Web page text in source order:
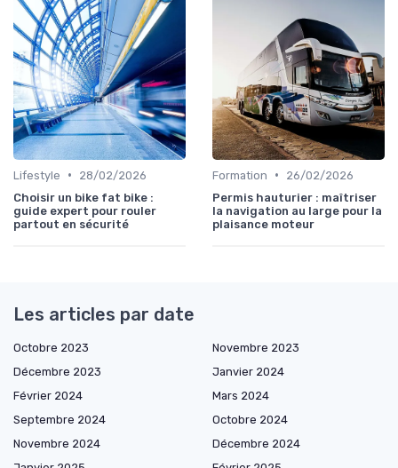
Lifestyle •
28/02/2026
Choisir un bike fat bike :
guide expert pour rouler
partout en sécurité
Formation •
26/02/2026
Permis hauturier : maîtriser
la navigation au large pour la
plaisance moteur
Les articles par date
Octobre 2023
Novembre 2023
Décembre 2023
Janvier 2024
Février 2024
Mars 2024
Septembre 2024
Octobre 2024
Novembre 2024
Décembre 2024